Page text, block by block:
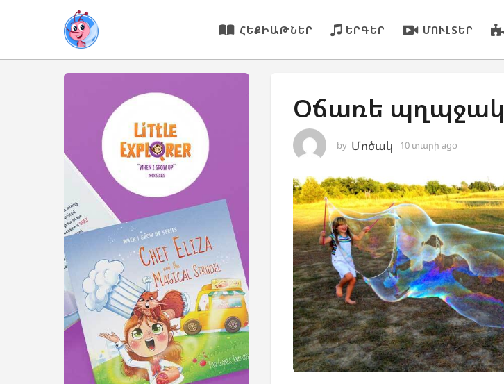
ՀԵՔԻԱԹՆԵՐ ԵՐԳԵՐ ՄՈՒԼՏԵՐ
Օճառե պղպջակ
by Մոծակ 10 տարի ago
ա
ր
ի
a
g
o